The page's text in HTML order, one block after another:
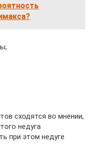
сходятся во мнении,
недуга
при этом недуге